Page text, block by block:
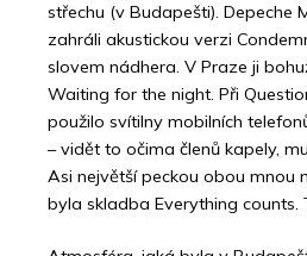
střechu (v Budapešti). Depeche
zahráli akustickou verzi
slovem nádhera. V Praze ji
Waiting for the night. Při
použilo svítilny mobilních
– vidět to očima členů kapely,
Asi největší peckou obou mnou
byla skladba Everything counts.